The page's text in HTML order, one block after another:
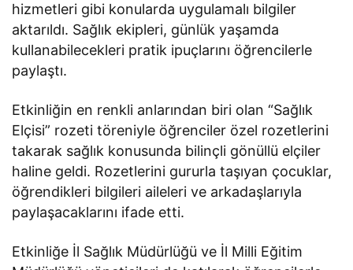
hizmetleri gibi konularda uygulamalı bilgiler
aktarıldı. Sağlık ekipleri, günlük yaşamda
kullanabilecekleri pratik ipuçlarını öğrencilerle
paylaştı.
Etkinliğin en renkli anlarından biri olan “Sağlık
Elçisi” rozeti töreniyle öğrenciler özel rozetlerini
takarak sağlık konusunda bilinçli gönüllü elçiler
haline geldi. Rozetlerini gururla taşıyan çocuklar,
öğrendikleri bilgileri aileleri ve arkadaşlarıyla
paylaşacaklarını ifade etti.
Etkinliğe İl Sağlık Müdürlüğü ve İl Milli Eğitim